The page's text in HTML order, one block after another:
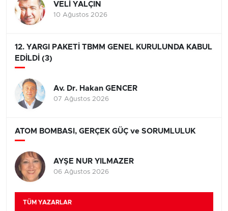
VELİ YALÇIN
10 Ağustos 2026
12. YARGI PAKETİ TBMM GENEL KURULUNDA KABUL
EDİLDİ (3)
Av. Dr. Hakan GENCER
07 Ağustos 2026
ATOM BOMBASI, GERÇEK GÜÇ ve SORUMLULUK
AYŞE NUR YILMAZER
06 Ağustos 2026
TÜM YAZARLAR